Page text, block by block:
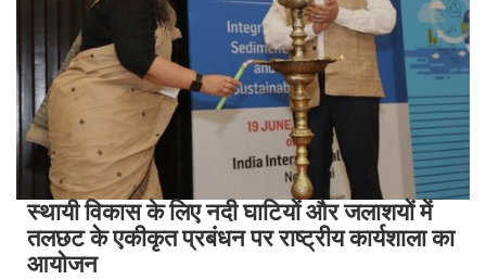
स्थायी विकास के लिए नदी घाटियों और जलाशयों में
तलछट के एकीकृत प्रबंधन पर राष्ट्रीय कार्यशाला का
आयोजन